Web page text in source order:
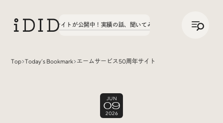
字学園70周年サイトが公開中！実績の話、聞いてみた。第3弾、八文字学園70周年
JP
Top Today’s Bookmark エームサービス50周年サイト
JUN
09
2026